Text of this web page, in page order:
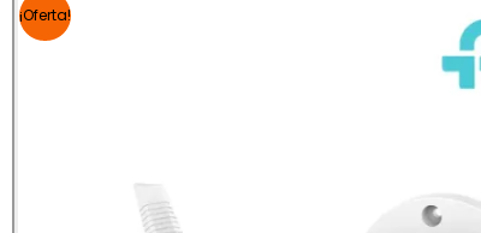
¡Oferta!